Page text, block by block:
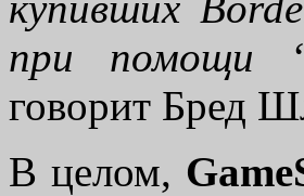
при помощи
говорит Бред
В целом,